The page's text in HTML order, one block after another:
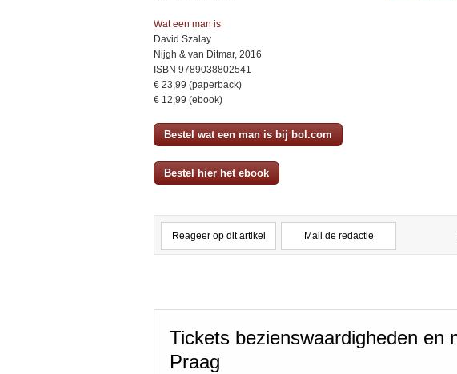
Wat een man is
David Szalay
Nijgh & van Ditmar, 2016
ISBN 9789038802541
€ 23,99 (paperback)
€ 12,99 (ebook)
Bestel wat een man is bij bol.com
Bestel hier het ebook
Reageer op dit artikel Mail de redactie
Tickets bezienswaardigheden en
Praag